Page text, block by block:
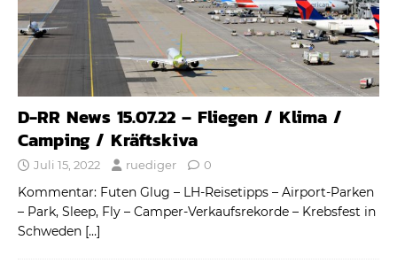
D-RR News 15.07.22 – Fliegen / Klima /
Camping / Kräftskiva
Juli 15, 2022 ruediger 0
Kommentar: Futen Glug – LH-Reisetipps – Airport-Parken
– Park, Sleep, Fly – Camper-Verkaufsrekorde – Krebsfest in
Schweden […]